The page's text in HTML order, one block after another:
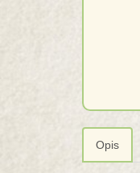
Opis